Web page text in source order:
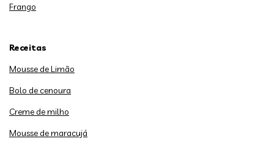
Frango
Receitas
Mousse de Limão
Bolo de cenoura
Creme de milho
Mousse de maracujá